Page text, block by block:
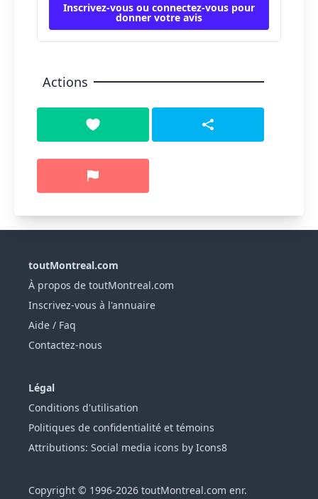
Inscrivez-vous ou connectez-vous pour
donner votre avis
Actions
toutMontreal.com
À propos de toutMontreal.com
Inscrivez-vous à l'annuaire
Aide / Faq
Contactez-nous
Légal
Conditions d'utilisation
Politiques de confidentialité et témoins
Attributions: Social media icons by Icons8
Copyright © 1996-2026 toutMontreal.com enr.